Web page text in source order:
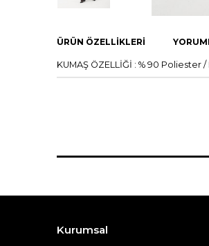
ÜRÜN ÖZELLIKLERI
KUMAŞ ÖZELLİĞİ : % 90
Kurumsal